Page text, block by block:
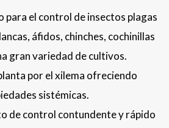
para el control de insectos plagas
áfidos, chinches, cochinillas
gran variedad de cultivos.
por el xilema ofreciendo
sistémicas.
de control contundente y rápido